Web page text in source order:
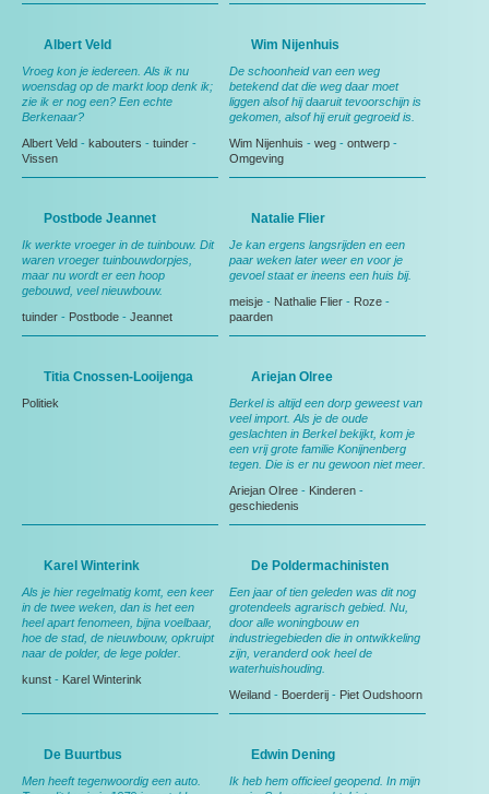
Albert Veld
Vroeg kon je iedereen. Als ik nu
woensdag op de markt loop denk ik;
zie ik er nog een? Een echte
Berkenaar?
Albert Veld - kabouters - tuinder -
Vissen
Wim Nijenhuis
De schoonheid van een weg
betekend dat die weg daar moet
liggen alsof hij daaruit tevoorschijn is
gekomen, alsof hij eruit gegroeid is.
Wim Nijenhuis - weg - ontwerp -
Omgeving
Postbode Jeannet
Ik werkte vroeger in de tuinbouw. Dit
waren vroeger tuinbouwdorpjes,
maar nu wordt er een hoop
gebouwd, veel nieuwbouw.
tuinder - Postbode - Jeannet
Natalie Flier
Je kan ergens langsrijden en een
paar weken later weer en voor je
gevoel staat er ineens een huis bij.
meisje - Nathalie Flier - Roze -
paarden
Titia Cnossen-Looijenga
Politiek
Ariejan Olree
Berkel is altijd een dorp geweest van
veel import. Als je de oude
geslachten in Berkel bekijkt, kom je
een vrij grote familie Konijnenberg
tegen. Die is er nu gewoon niet meer.
Ariejan Olree - Kinderen -
geschiedenis
Karel Winterink
Als je hier regelmatig komt, een keer
in de twee weken, dan is het een
heel apart fenomeen, bijna voelbaar,
hoe de stad, de nieuwbouw, opkruipt
naar de polder, de lege polder.
kunst - Karel Winterink
De Poldermachinisten
Een jaar of tien geleden was dit nog
grotendeels agrarisch gebied. Nu,
door alle woningbouw en
industriegebieden die in ontwikkeling
zijn, veranderd ook heel de
waterhuishouding.
Weiland - Boerderij - Piet Oudshoorn
De Buurtbus
Men heeft tegenwoordig een auto.
Edwin Dening
Ik heb hem officieel geopend. In mijn